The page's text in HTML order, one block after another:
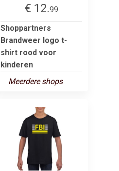
€ 12.99
Shoppartners
Brandweer logo t-
shirt rood voor
kinderen
Meerdere shops